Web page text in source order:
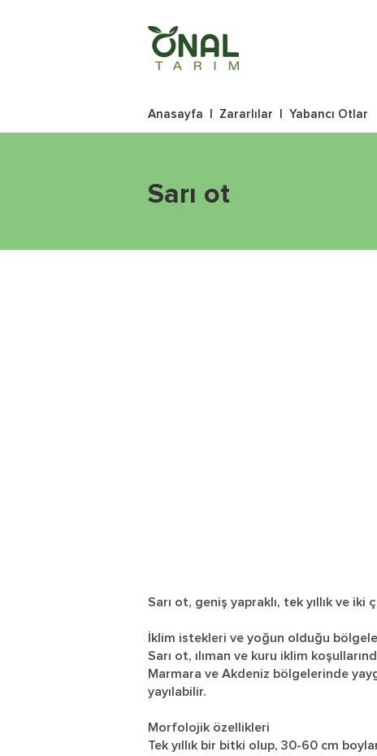
Anasayfa Zararlılar Yabancı Otlar
Sarı ot
Sarı ot, geniş yapraklı, tek yıllık ve
İklim istekleri ve yoğun olduğu
Sarı ot, ılıman ve kuru iklim
Marmara ve Akdeniz bölgelerinde
yayılabilir.
Morfolojik özellikleri
Tek yıllık bir bitki olup, 30-60 cm